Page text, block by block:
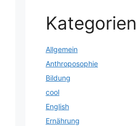
Kategorien
Allgemein
Anthroposophie
Bildung
cool
English
Ernährung